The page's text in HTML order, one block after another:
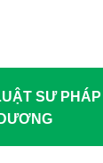
SƯ
DƯƠNG